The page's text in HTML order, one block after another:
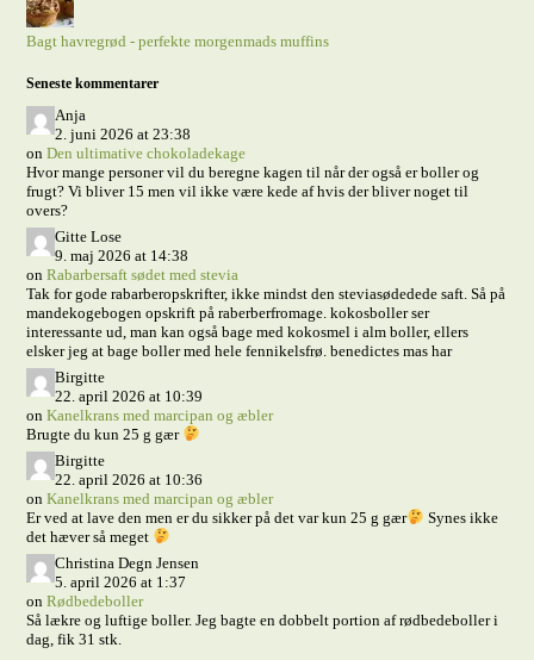
Bagt havregrød - perfekte morgenmads muffins
Seneste kommentarer
Anja
2. juni 2026 at 23:38
onDen ultimative chokoladekage
Hvor mange personer vil du beregne kagen til når der også er boller og
frugt? Vi bliver 15 men vil ikke være kede af hvis der bliver noget til
overs?
Gitte Lose
9. maj 2026 at 14:38
onRabarbersaft sødet med stevia
Tak for gode rabarberopskrifter, ikke mindst den steviasødedede saft. Så på
mandekogebogen opskrift på raberberfromage. kokosboller ser
interessante ud, man kan også bage med kokosmel i alm boller, ellers
elsker jeg at bage boller med hele fennikelsfrø. benedictes mas har
Birgitte
22. april 2026 at 10:39
onKanelkrans med marcipan og æbler
Brugte du kun 25 g gær
Birgitte
22. april 2026 at 10:36
onKanelkrans med marcipan og æbler
Er ved at lave den men er du sikker på det var kun 25 g gær
Synes ikke
det hæver så meget
Christina Degn Jensen
5. april 2026 at 1:37
onRødbedeboller
Så lækre og luftige boller. Jeg bagte en dobbelt portion af rødbedeboller i
dag, fik 31 stk.